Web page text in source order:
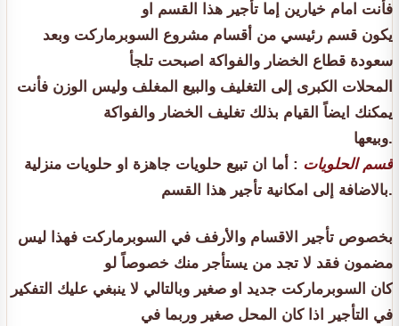
فأنت امام خيارين إما تأجير هذا القسم او
يكون قسم رئيسي من أقسام مشروع السوبرماركت وبعد
سعودة قطاع الخضار والفواكة اصبحت تلجأ
المحلات الكبرى إلى التغليف والبيع المغلف وليس الوزن فأنت
يمكنك ايضاً القيام بذلك تغليف الخضار والفواكة
وبيعها.
قسم الحلويات : أما ان تبيع حلويات جاهزة او حلويات منزلية
بالاضافة إلى امكانية تأجير هذا القسم.
بخصوص تأجير الاقسام والأرفف في السوبرماركت فهذا ليس
مضمون فقد لا تجد من يستأجر منك خصوصاً لو
كان السوبرماركت جديد او صغير وبالتالي لا ينبغي عليك التفكير
في التأجير اذا كان المحل صغير وربما في